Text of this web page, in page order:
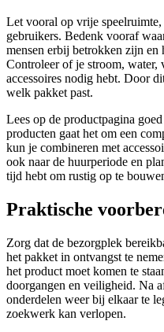
Let vooral op vrije
gebruikers. Bedenk vooraf
mensen erbij betrokken zijn en
Controleer of je stroom, water,
accessoires nodig hebt. Door
welk pakket past.
Lees op de productpagina
producten gaat het om een
kun je combineren met
ook naar de huurperiode en
tijd hebt om rustig op te
Praktische
Zorg dat de bezorgplek
het pakket in ontvangst te
het product moet komen te
doorgangen en veiligheid. Na
onderdelen weer bij elkaar te
zoekwerk kan verlopen.